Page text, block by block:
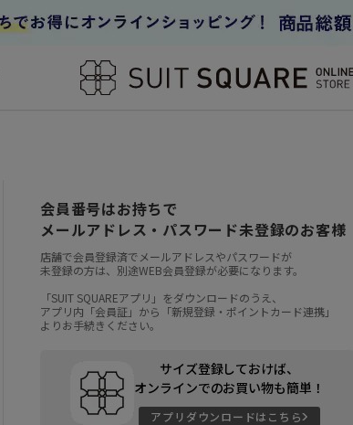
会員番号はお持ちで
メールアドレス・パスワード未登録のお客様
店舗で会員登録済でメールアドレスやパスワードが
未登録の方は、別途WEB会員登録が必要になります。
「SUIT SQUAREアプリ」をダウンロードのうえ、
アプリ内「会員証」から「新規登録・ポイントカード連携」
よりお手続きください。
サイズ登録しておけば、
オンラインでのお買い物も簡単！
アプリダウンロードはこちら